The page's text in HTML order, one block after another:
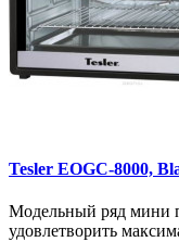
Tesler EOGC-8000,
Модельный ряд мини
удовлетворить